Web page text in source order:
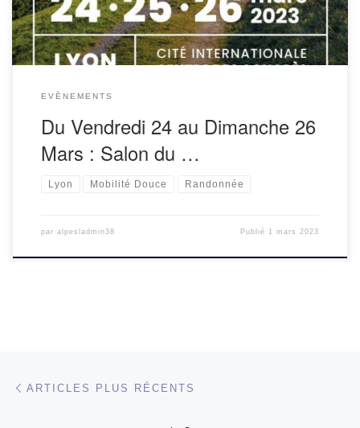
EVÈNEMENTS
Du Vendredi 24 au Dimanche 26
Mars : Salon du …
Lyon Mobilité Douce Randonnée
par alpesladmin38 Publié 1 mars 2023
Navigation dans les articles
ARTICLES PLUS RÉCENTS